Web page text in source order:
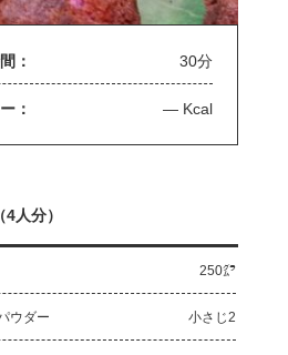
： 30分
： — Kcal
（4人分）
250㌘
ウダー 小さじ2